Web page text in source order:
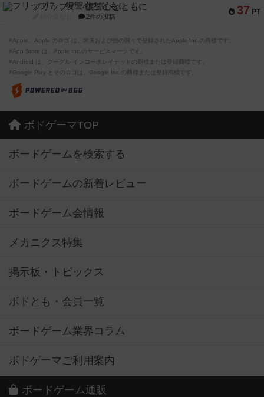
37 PT
フリップ７：復讐心とともに
2件の投稿
※Apple、Apple のロゴ は、米国および他の国々で登録されたApple Inc.の商標です。
※App Store は、Apple Inc.のサービスマークです。
※Android は、グーグル インコーポレイテッドの商標または登録商標です。
※Google Play とそのロゴは、Google Inc.の商標または登録商標です。
ボドゲーマTOP
ボードゲームを検索する
ボードゲームの新着レビュー
ボードゲーム会情報
メカニクス特集
掲示板・トピックス
ボドとも・会員一覧
ボードゲーム業界コラム
ボドゲーマご利用案内
ボードゲーム通販